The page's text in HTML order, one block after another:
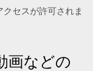
セスが許可されま
画などの